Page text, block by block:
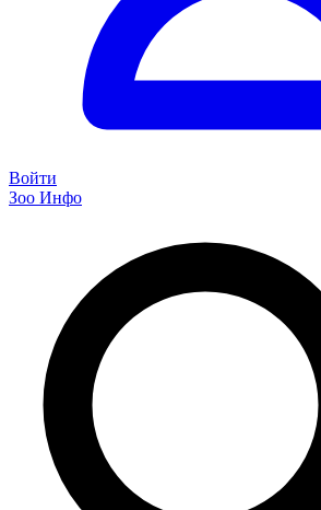
Войти
Зоо Инфо